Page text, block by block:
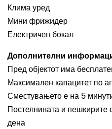
Клима уред
Мини фрижидер
Електричен бокал
Дополнителни
Пред објектот има
Максимален капацитет по
Сместувањето е на 5
Постелнината и пешкирите
дена